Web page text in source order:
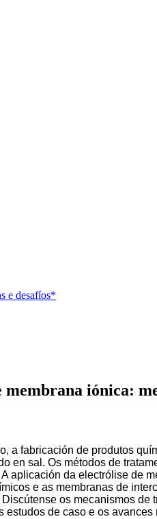
e desafíos*
iónica:
a fabricación de produtos
en sal. Os métodos de
aplicación da electrólise de
e as membranas de
os mecanismos de
de caso e os